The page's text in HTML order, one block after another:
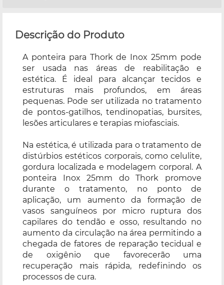
Descrição do Produto
A ponteira para Thork de Inox 25mm pode
ser usada nas áreas de reabilitação e
estética. É ideal para alcançar tecidos e
estruturas mais profundos, em áreas
pequenas. Pode ser utilizada no tratamento
de pontos-gatilhos, tendinopatias, bursites,
lesões articulares e terapias miofasciais.
Na estética, é utilizada para o tratamento de
distúrbios estéticos corporais, como celulite,
gordura localizada e modelagem corporal. A
ponteira Inox 25mm do Thork promove
durante o tratamento, no ponto de
aplicação, um aumento da formação de
vasos sanguíneos por micro ruptura dos
capilares do tendão e osso, resultando no
aumento da circulação na área permitindo a
chegada de fatores de reparação tecidual e
de oxigênio que favorecerão uma
recuperação mais rápida, redefinindo os
processos de cura.